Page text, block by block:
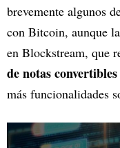
brevemente algunos
con Bitcoin, aunque
en Blockstream, que
de notas
más funcionalidades